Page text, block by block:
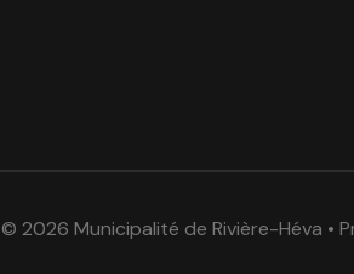
© 2026 Municipalité de Rivière-Héva •